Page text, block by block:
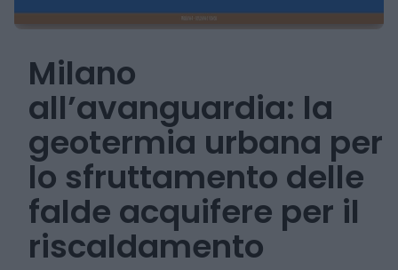
Milano
all’avanguardia: la
geotermia urbana per
lo sfruttamento delle
falde acquifere per il
riscaldamento